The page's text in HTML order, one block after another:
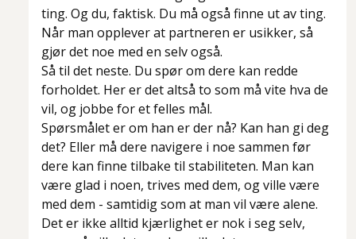
ting. Og du, faktisk. Du må også finne ut av ting.
Når man opplever at partneren er usikker, så
gjør det noe med en selv også.
Så til det neste. Du spør om dere kan redde
forholdet. Her er det altså to som må vite hva de
vil, og jobbe for et felles mål.
Spørsmålet er om han er der nå? Kan han gi deg
det? Eller må dere navigere i noe sammen før
dere kan finne tilbake til stabiliteten. Man kan
være glad i noen, trives med dem, og ville være
med dem - samtidig som at man vil være alene.
Det er ikke alltid kjærlighet er nok i seg selv,